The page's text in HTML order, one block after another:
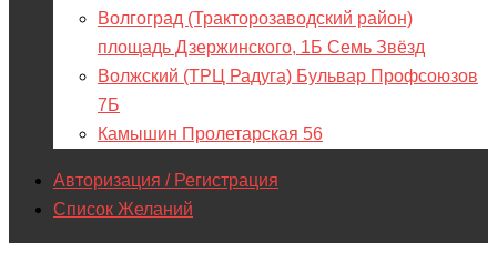
Волгоград (Тракторозаводский район)
площадь Дзержинского, 1Б Семь Звёзд
Волжский (ТРЦ Радуга) Бульвар Профсоюзов
7Б
Камышин Пролетарская 56
Авторизация / Регистрация
Список Желаний